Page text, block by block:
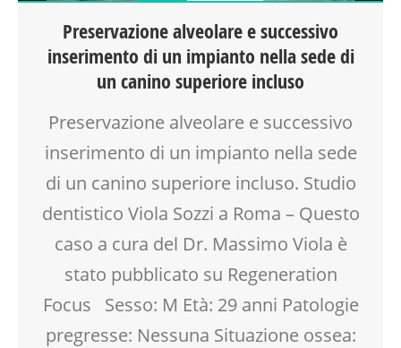
Preservazione alveolare e successivo
inserimento di un impianto nella sede di
un canino superiore incluso
Preservazione alveolare e successivo
inserimento di un impianto nella sede
di un canino superiore incluso. Studio
dentistico Viola Sozzi a Roma – Questo
caso a cura del Dr. Massimo Viola è
stato pubblicato su Regeneration
Focus Sesso: M Età: 29 anni Patologie
pregresse: Nessuna Situazione ossea: